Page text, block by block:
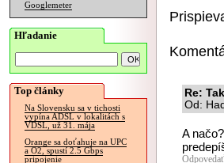
Googlemeter
Hľadanie
Top články
Na Slovensku sa v tichosti
vypína ADSL v lokalitách s
VDSL, už 31. mája
Orange sa doťahuje na UPC
a O2, spustí 2.5 Gbps
pripojenie
Re:
Od:
A
Odpovedať